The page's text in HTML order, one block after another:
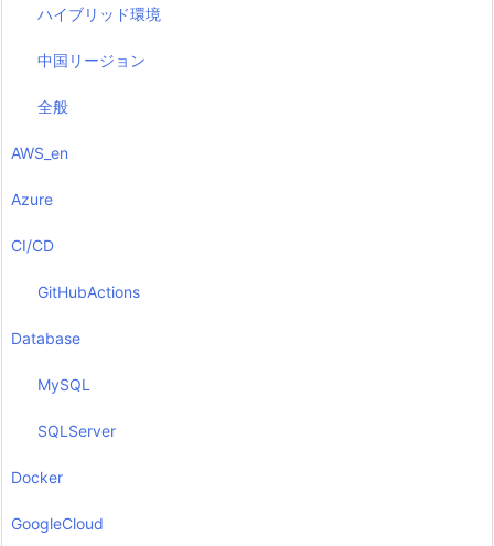
ハイブリッド環境
中国リージョン
全般
AWS_en
Azure
CI/CD
GitHubActions
Database
MySQL
SQLServer
Docker
GoogleCloud